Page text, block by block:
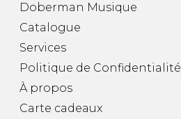
Doberman Musique
Catalogue
Services
Politique de Confidentialité
À propos
Carte cadeaux